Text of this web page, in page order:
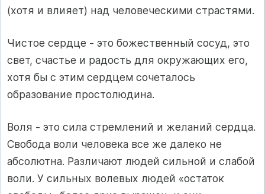
(хотя и влияет) над человеческими страстями.
Чистое сердце - это божественный сосуд, это
свет, счастье и радость для окружающих его,
хотя бы с этим сердцем сочеталось
образование простолюдина.
Воля - это сила стремлений и желаний сердца.
Свобода воли человека все же далеко не
абсолютна. Различают людей сильной и слабой
воли. У сильных волевых людей «остаток